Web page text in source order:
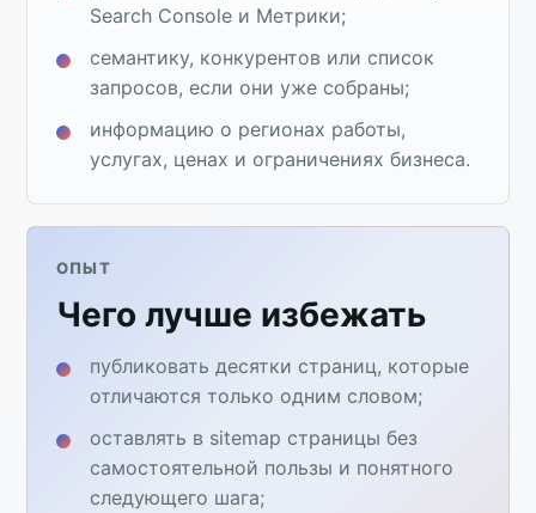
Search Console и Метрики;
семантику, конкурентов или список
запросов, если они уже собраны;
информацию о регионах работы,
услугах, ценах и ограничениях бизнеса.
ОПЫТ
Чего лучше избежать
публиковать десятки страниц, которые
отличаются только одним словом;
оставлять в sitemap страницы без
самостоятельной пользы и понятного
следующего шага;